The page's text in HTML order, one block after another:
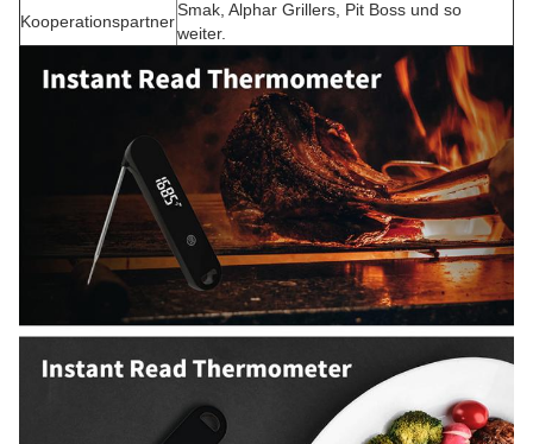
Kooperationspartner
Smak, Alphar Grillers, Pit Boss und so
weiter.